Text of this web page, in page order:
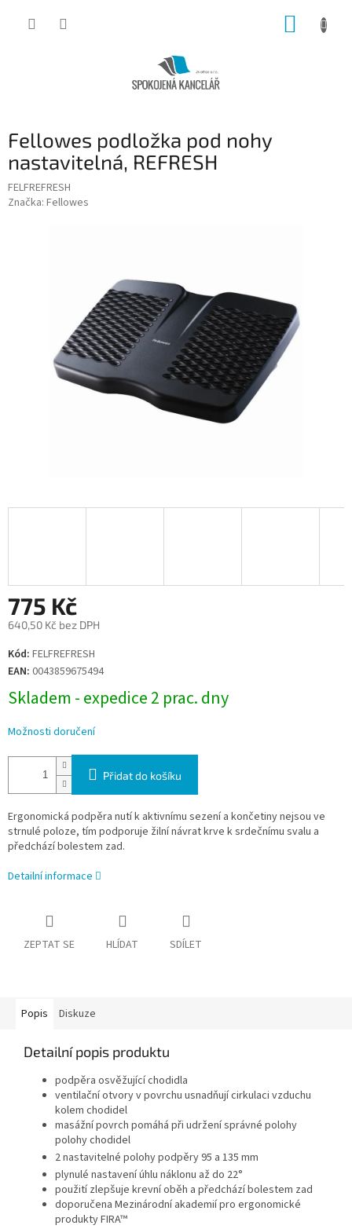
Fellowes podložka pod nohy
nastavitelná, REFRESH
FELFREFRESH
Značka: Fellowes
775 Kč
640,50 Kč bez DPH
Měrná
cena:
Kód: FELFREFRESH
EAN: 0043859675494
Skladem - expedice 2 prac. dny
Možnosti doručení
Přidat do košíku
Ergonomická podpěra nutí k aktivnímu sezení a končetiny nejsou ve
strnulé poloze, tím podporuje žilní návrat krve k srdečnímu svalu a
předchází bolestem zad.
Detailní informace
ZEPTAT SE HLÍDAT SDÍLET
Popis Diskuze
Detailní popis produktu
podpěra osvěžující chodidla
ventilační otvory v povrchu usnadňují cirkulaci vzduchu
kolem chodidel
masážní povrch pomáhá při udržení správné polohy
polohy chodidel
2 nastavitelné polohy podpěry 95 a 135 mm
plynulé nastavení úhlu náklonu až do 22°
použití zlepšuje krevní oběh a předchází bolestem zad
doporučena Mezinárodní akademií pro ergonomické
produkty FIRA™